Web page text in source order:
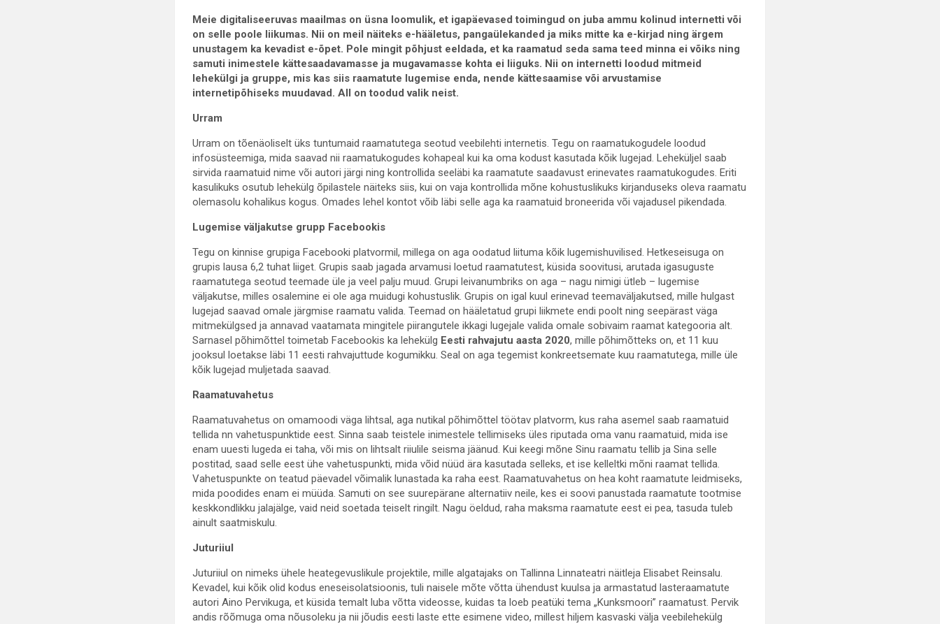
Meie digitaliseeruvas maailmas on üsna loomulik, et igapäevased toimingud on juba ammu kolinud internetti või
on selle poole liikumas. Nii on meil näiteks e-hääletus, pangaülekanded ja miks mitte ka e-kirjad ning ärgem
unustagem ka kevadist e-õpet. Pole mingit põhjust eeldada, et ka raamatud seda sama teed minna ei võiks ning
samuti inimestele kättesaadavamasse ja mugavamasse kohta ei liiguks. Nii on internetti loodud mitmeid
lehekülgi ja gruppe, mis kas siis raamatute lugemise enda, nende kättesaamise või arvustamise
internetipõhiseks muudavad. All on toodud valik neist.
Urram
Urram on tõenäoliselt üks tuntumaid raamatutega seotud veebilehti internetis. Tegu on raamatukogudele loodud
infosüsteemiga, mida saavad nii raamatukogudes kohapeal kui ka oma kodust kasutada kõik lugejad. Leheküljel saab
sirvida raamatuid nime või autori järgi ning kontrollida seeläbi ka raamatute saadavust erinevates raamatukogudes. Eriti
kasulikuks osutub lehekülg õpilastele näiteks siis, kui on vaja kontrollida mõne kohustuslikuks kirjanduseks oleva raamatu
olemasolu kohalikus kogus. Omades lehel kontot võib läbi selle aga ka raamatuid broneerida või vajadusel pikendada.
Lugemise väljakutse grupp Facebookis
Tegu on kinnise grupiga Facebooki platvormil, millega on aga oodatud liituma kõik lugemishuvilised. Hetkeseisuga on
grupis lausa 6,2 tuhat liiget. Grupis saab jagada arvamusi loetud raamatutest, küsida soovitusi, arutada igasuguste
raamatutega seotud teemade üle ja veel palju muud. Grupi leivanumbriks on aga – nagu nimigi ütleb – lugemise
väljakutse, milles osalemine ei ole aga muidugi kohustuslik. Grupis on igal kuul erinevad teemaväljakutsed, mille hulgast
lugejad saavad omale järgmise raamatu valida. Teemad on hääletatud grupi liikmete endi poolt ning seepärast väga
mitmekülgsed ja annavad vaatamata mingitele piirangutele ikkagi lugejale valida omale sobivaim raamat kategooria alt.
Sarnasel põhimõttel toimetab Facebookis ka lehekülg Eesti rahvajutu aasta 2020, mille põhimõtteks on, et 11 kuu
jooksul loetakse läbi 11 eesti rahvajuttude kogumikku. Seal on aga tegemist konkreetsemate kuu raamatutega, mille üle
kõik lugejad muljetada saavad.
Raamatuvahetus
Raamatuvahetus on omamoodi väga lihtsal, aga nutikal põhimõttel töötav platvorm, kus raha asemel saab raamatuid
tellida nn vahetuspunktide eest. Sinna saab teistele inimestele tellimiseks üles riputada oma vanu raamatuid, mida ise
enam uuesti lugeda ei taha, või mis on lihtsalt riiulile seisma jäänud. Kui keegi mõne Sinu raamatu tellib ja Sina selle
postitad, saad selle eest ühe vahetuspunkti, mida võid nüüd ära kasutada selleks, et ise kelleltki mõni raamat tellida.
Vahetuspunkte on teatud päevadel võimalik lunastada ka raha eest. Raamatuvahetus on hea koht raamatute leidmiseks,
mida poodides enam ei müüda. Samuti on see suurepärane alternatiiv neile, kes ei soovi panustada raamatute tootmise
keskkondlikku jalajälge, vaid neid soetada teiselt ringilt. Nagu öeldud, raha maksma raamatute eest ei pea, tasuda tuleb
ainult saatmiskulu.
Juturiiul
Juturiiul on nimeks ühele heategevuslikule projektile, mille algatajaks on Tallinna Linnateatri näitleja Elisabet Reinsalu.
Kevadel, kui kõik olid kodus eneseisolatsioonis, tuli naisele mõte võtta ühendust kuulsa ja armastatud lasteraamatute
autori Aino Pervikuga, et küsida temalt luba võtta videosse, kuidas ta loeb peatüki tema „Kunksmoori” raamatust. Pervik
andis rõõmuga oma nõusoleku ja nii jõudis eesti laste ette esimene video, millest hiljem kasvaski välja veebilehekülg